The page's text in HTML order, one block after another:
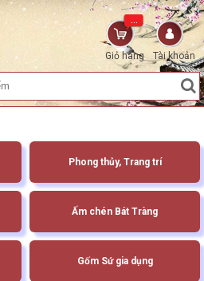
Tài khoản
Giỏ hàng
...
Phong thủy, Trang trí
Ấm chén Bát Tràng
Gốm Sứ gia dụng